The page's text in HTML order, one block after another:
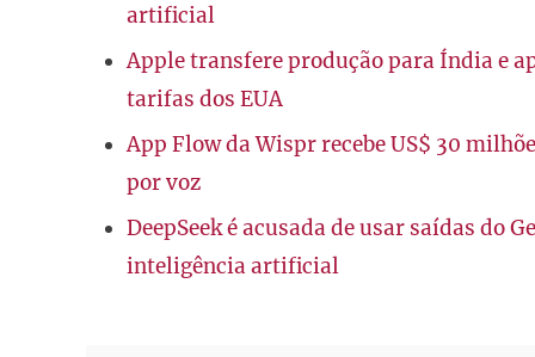
artificial
Apple transfere produção para Índia e
tarifas dos EUA
App Flow da Wispr recebe US$ 30
por voz
DeepSeek é acusada de usar saídas do
inteligência artificial